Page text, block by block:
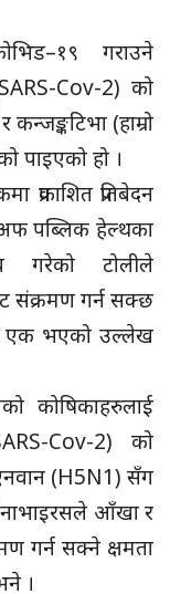
गराउने
Cov-2) को
कन्जङ्कटिभा (हाम्रो
पाइएको हो ।
प्रकाशित प्रतिबेदन
पब्लिक हेल्थका
गरेको टोलीले
संक्रमण गर्न सक्छ
एक भएको उल्लेख
कोषिकाहरुलाई
Cov-2) को
(H5N1) सँग
आँखा र
गर्न सक्ने क्षमता
।